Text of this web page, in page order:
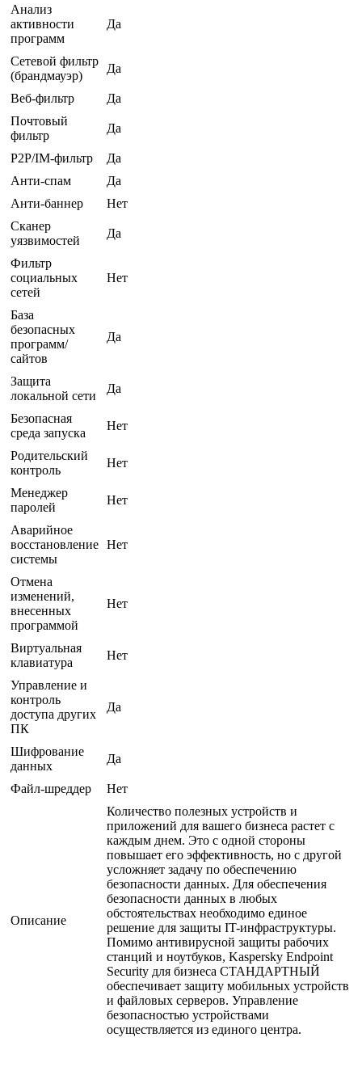
Анализ
активности
программ
Да
Сетевой фильтр
(брандмауэр)
Да
Веб-фильтр
Да
Почтовый
фильтр
Да
P2P/IM-фильтр
Да
Анти-спам
Да
Анти-баннер
Нет
Сканер
уязвимостей
Да
Фильтр
социальных
сетей
Нет
База
безопасных
программ/
сайтов
Да
Защита
локальной сети
Да
Безопасная
среда запуска
Нет
Родительский
контроль
Нет
Менеджер
паролей
Нет
Аварийное
восстановление
системы
Нет
Отмена
изменений,
внесенных
программой
Нет
Виртуальная
клавиатура
Нет
Управление и
контроль
доступа других
ПК
Да
Шифрование
данных
Да
Файл-шреддер Нет
Описание
Количество полезных устройств и
приложений для вашего бизнеса растет с
каждым днем. Это с одной стороны
повышает его эффективность, но с другой
усложняет задачу по обеспечению
безопасности данных. Для обеспечения
безопасности данных в любых
обстоятельствах необходимо единое
решение для защиты IT-инфраструктуры.
Помимо антивирусной защиты рабочих
станций и ноутбуков, Kaspersky Endpoint
Security для бизнеса СТАНДАРТНЫЙ
обеспечивает защиту мобильных устройств
и файловых серверов. Управление
безопасностью устройствами
осуществляется из единого центра.